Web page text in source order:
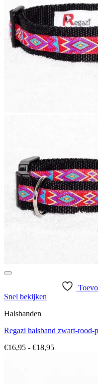
Snel bekijken
Halsbanden
Regazi halsband zwart-rood-
€16,95 - €18,95Prijsklasse: